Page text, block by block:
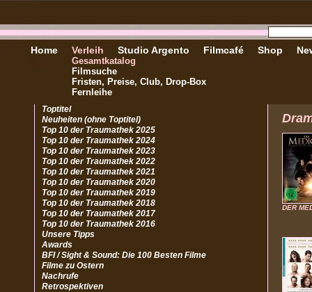
Home Verleih
Gesamtkatalog
Filmsuche
Fristen, Preise, Club, Drop-Box
Fernleihe
Studio Argento Filmcafé Shop
Toptitel
Neuheiten (ohne Toptitel)
Top 10 der Traumathek 2025
Top 10 der Traumathek 2024
Top 10 der Traumathek 2023
Top 10 der Traumathek 2022
Top 10 der Traumathek 2021
Top 10 der Traumathek 2020
Top 10 der Traumathek 2019
Top 10 der Traumathek 2018
Top 10 der Traumathek 2017
Top 10 der Traumathek 2016
Unsere Tipps
Awards
BFI / Sight & Sound: Die 100 Besten Filme
Filme zu Ostern
Nachrufe
Retrospektiven
DER